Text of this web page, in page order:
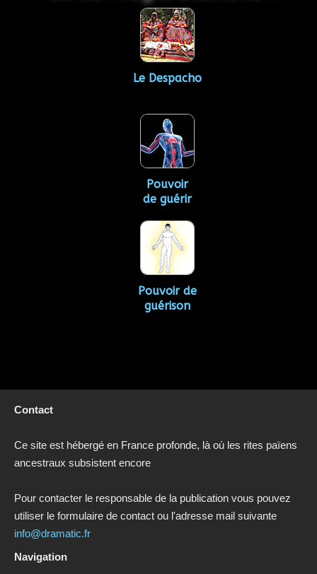
Le Despacho
Pouvoir
de guérir
Pouvoir de
guérison
Contact
Ce site est hébergé en France profonde, là où les rites païens
ancestraux subsistent encore
Pour contacter le responsable de la publication vous pouvez
utiliser le formulaire de contact ou l'adresse mail suivante
info@dramatic.fr
Navigation